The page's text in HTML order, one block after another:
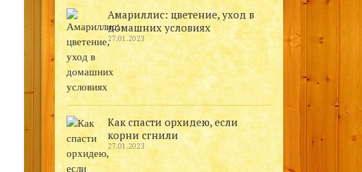
Амариллис: цветение, уход в
домашних условиях
27.01.2023
Как спасти орхидею, если
корни сгнили
27.01.2023